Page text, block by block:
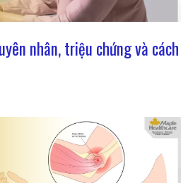
nhân, triệu chứng và cách